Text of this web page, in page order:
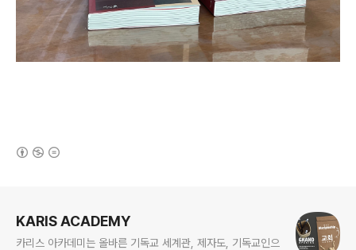
KARIS ACADEMY
카리스 아카데미는 올바른 기독교 세계관, 제자도, 기독교인으